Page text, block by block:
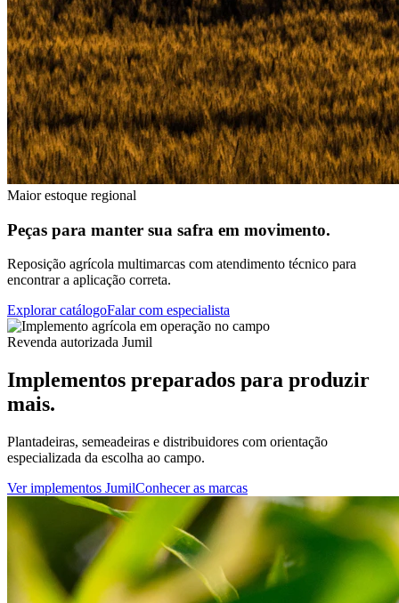
Maior estoque regional
Peças para manter sua safra em movimento.
Reposição agrícola multimarcas com atendimento técnico para
encontrar a aplicação correta.
Explorar catálogoFalar com especialista
Revenda autorizada Jumil
Implementos preparados para produzir
mais.
Plantadeiras, semeadeiras e distribuidores com orientação
especializada da escolha ao campo.
Ver implementos JumilConhecer as marcas